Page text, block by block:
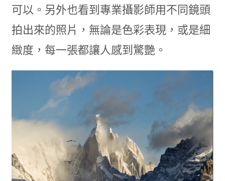
可以。另外也看到專業攝影師用不同鏡頭
拍出來的照片，無論是色彩表現，或是細
緻度，每一張都讓人感到驚艷。